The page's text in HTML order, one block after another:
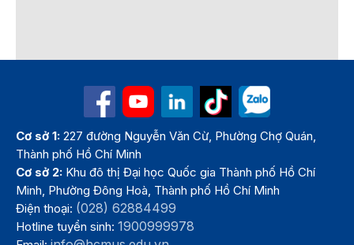
Cơ sở 1: 227 đường Nguyễn Văn Cừ, Phường Chợ Quán,
Thành phố Hồ Chí Minh
Cơ sở 2: Khu đô thị Đại học Quốc gia Thành phố Hồ Chí
Minh, Phường Đông Hoà, Thành phố Hồ Chí Minh
Điện thoại: (028) 62884499
Hotline tuyển sinh:1900999978